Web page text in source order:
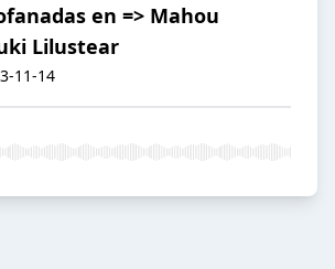
en => Mahou
Lilustear
11-14